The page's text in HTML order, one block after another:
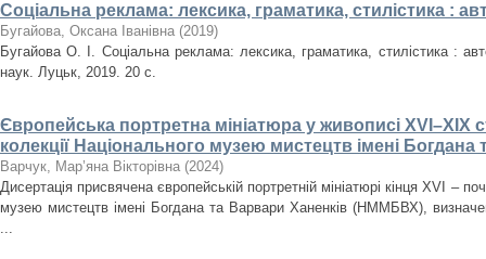
Соціальна реклама: лексика, граматика, стилістика :
Бугайова, Оксана Іванівна (2019)
Бугайова О. І. Соціальна реклама: лексика, граматика, стилістика :
наук. Луцьк, 2019. 20 с.
Європейська портретна мініатюра у живописі XVI–XIX
колекції Національного музею мистецтв імені Богдана
Варчук, Мар’яна Вікторівна (2024)
Дисертація присвячена європейській портретній мініатюрі кінця XVI –
музею мистецтв імені Богдана та Варвари Ханенків (НММБВХ),
...